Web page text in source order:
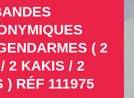
( 2
2 KAKIS / 2
) RÉF 111975